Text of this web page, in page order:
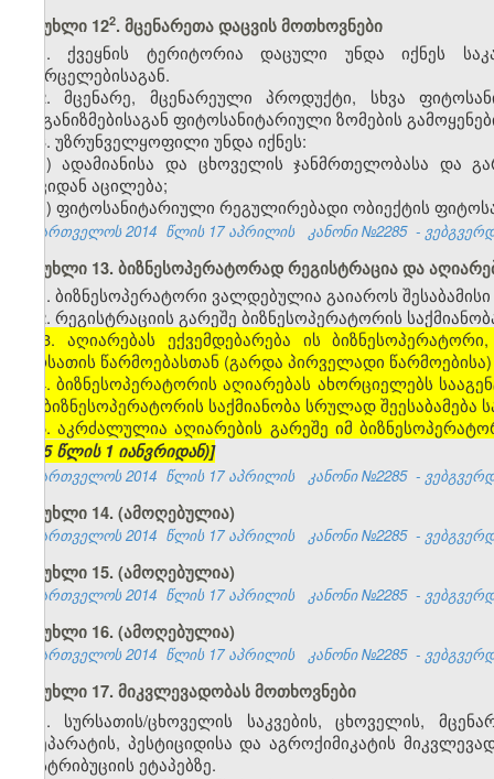
მუხლი 12​2. მცენარეთა დაცვის მოთხოვნები
1. ქვეყნის ტერიტორია დაცული უნდა იქნეს
გავრცელებისაგან.
2. მცენარე, მცენარეული პროდუქტი, სხვა
ორგანიზმებისაგან ფიტოსანიტარიული ზომების
3. უზრუნველყოფილი უნდა იქნეს:
ა) ადამიანისა და ცხოველის ჯანმრთელობასა და
თავიდან აცილება;
ბ) ფიტოსანიტარიული რეგულირებადი ობიექტის
საქართველოს 2014 წლის 17 აპრილის კანონი №2285 -
მუხლი 13. ბიზნესოპერატორად რეგისტრაცია და
1. ბიზნესოპერატორი ვალდებულია გაიაროს
2. რეგისტრაციის გარეშე ბიზნესოპერატორის
3. აღიარებას ექვემდებარება ის
სურსათის წარმოებასთან (გარდა პირველადი
4. ბიზნესოპერატორის აღიარებას ახორციელებს
თუ ბიზნესოპერატორის საქმიანობა სრულად
5. აკრძალულია აღიარების გარეშე იმ
2015 წლის 1 იანვრიდან)]
საქართველოს 2014 წლის 17 აპრილის კანონი №2285 -
მუხლი 14. (ამოღებულია)
საქართველოს 2014 წლის 17 აპრილის კანონი №2285 -
მუხლი 15. (ამოღებულია)
საქართველოს 2014 წლის 17 აპრილის კანონი №2285 -
მუხლი 16. (ამოღებულია)
საქართველოს 2014 წლის 17 აპრილის კანონი №2285 -
მუხლი 17. მიკვლევადობას მოთხოვნები
1. სურსათის/ცხოველის საკვების, ცხოველის,
პრეპარატის, პესტიციდისა და აგროქიმიკატის
დისტრიბუციის ეტაპებზე.